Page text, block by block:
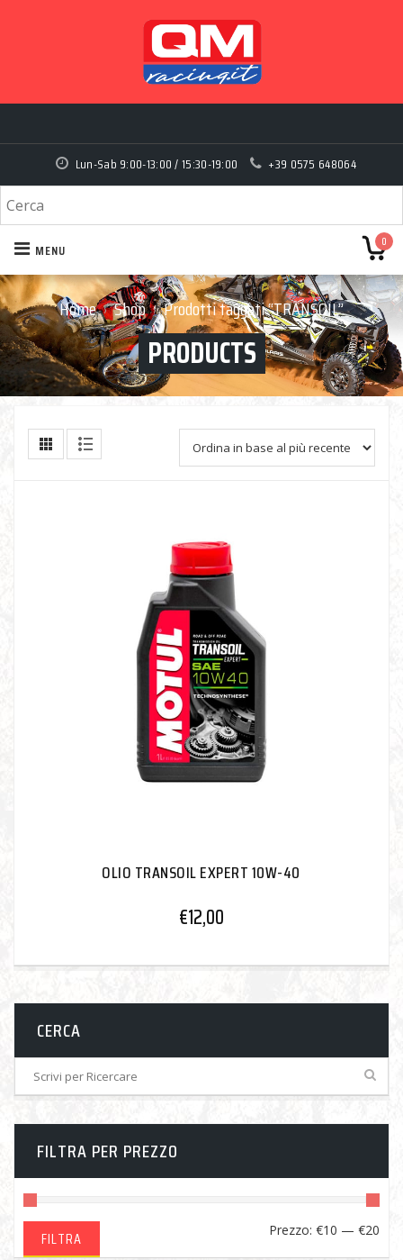
Lun-Sab 9:00-13:00 / 15:30-19:00 +39 0575 648064
0
MENU
Home › Shop › Prodotti taggati “TRANSOIL”
PRODUCTS
OLIO TRANSOIL EXPERT 10W-40
€12,00
CERCA
FILTRA PER PREZZO
FILTRA Prezzo: €10 — €20